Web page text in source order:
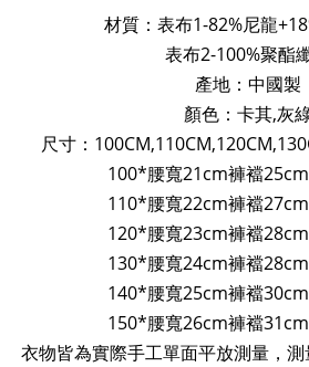
材質：表布1-82%尼龍
表布2-100%聚酯
產地：中國製
顏色：卡其,灰
尺寸：
100*腰寬21cm褲襠
110*腰寬22cm褲襠
120*腰寬23cm褲襠
130*腰寬24cm褲襠
140*腰寬25cm褲襠
150*腰寬26cm褲襠
衣物皆為實際手工單面平放測量，